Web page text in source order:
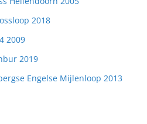
2018
2009
2019
Engelse Mijlenloop 2013